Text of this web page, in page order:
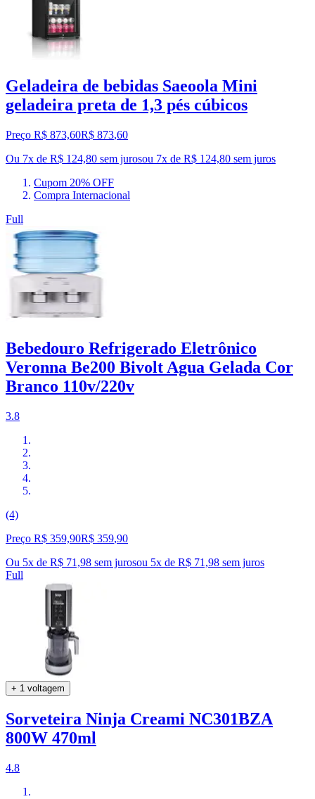
Geladeira de bebidas Saeoola Mini
geladeira preta de 1,3 pés cúbicos
Preço R$ 873,60R$ 873,60
Ou 7x de R$ 124,80 sem jurosou 7x de R$ 124,80 sem juros
Cupom 20% OFF
Compra Internacional
Full
Bebedouro Refrigerado Eletrônico
Veronna Be200 Bivolt Agua Gelada Cor
Branco 110v/220v
3.8
(4)
Preço R$ 359,90R$ 359,90
Ou 5x de R$ 71,98 sem jurosou 5x de R$ 71,98 sem juros
Full
+ 1 voltagem
Sorveteira Ninja Creami NC301BZA
800W 470ml
4.8